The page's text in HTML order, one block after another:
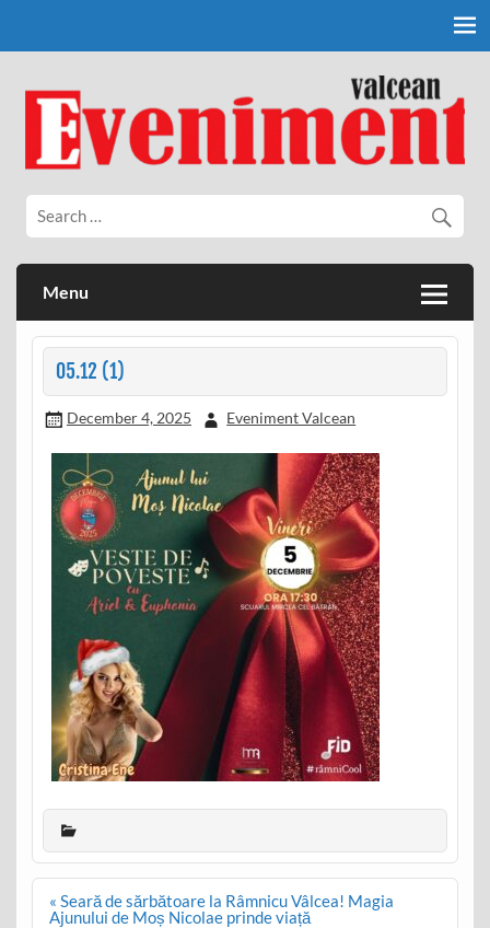
Eveniment Valcean
Menu
05.12 (1)
December 4, 2025 Eveniment Valcean
Post
navigation
« Seară de sărbătoare la Râmnicu Vâlcea! Magia
Ajunului de Moș Nicolae prinde viață